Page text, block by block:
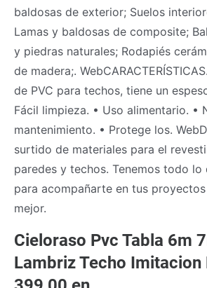
baldosas de exterior; Suelos
Lamas y baldosas de composite;
y piedras naturales; Rodapiés
de madera;.
de PVC para techos, tiene un
Fácil limpieza. • Uso alimentario. •
mantenimiento. • Protege los.
surtido de materiales para el
paredes y techos. Tenemos todo lo
para acompañarte en tus
mejor.
Cieloraso Pvc Tabla 6m
Lambriz Techo Imitacion